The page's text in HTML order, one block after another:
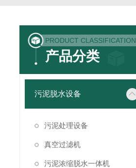
PRODUCT CLASSIFICATION
产品分类
污泥脱水设备
污泥处理设备
真空过滤机
污泥浓缩脱水一体机